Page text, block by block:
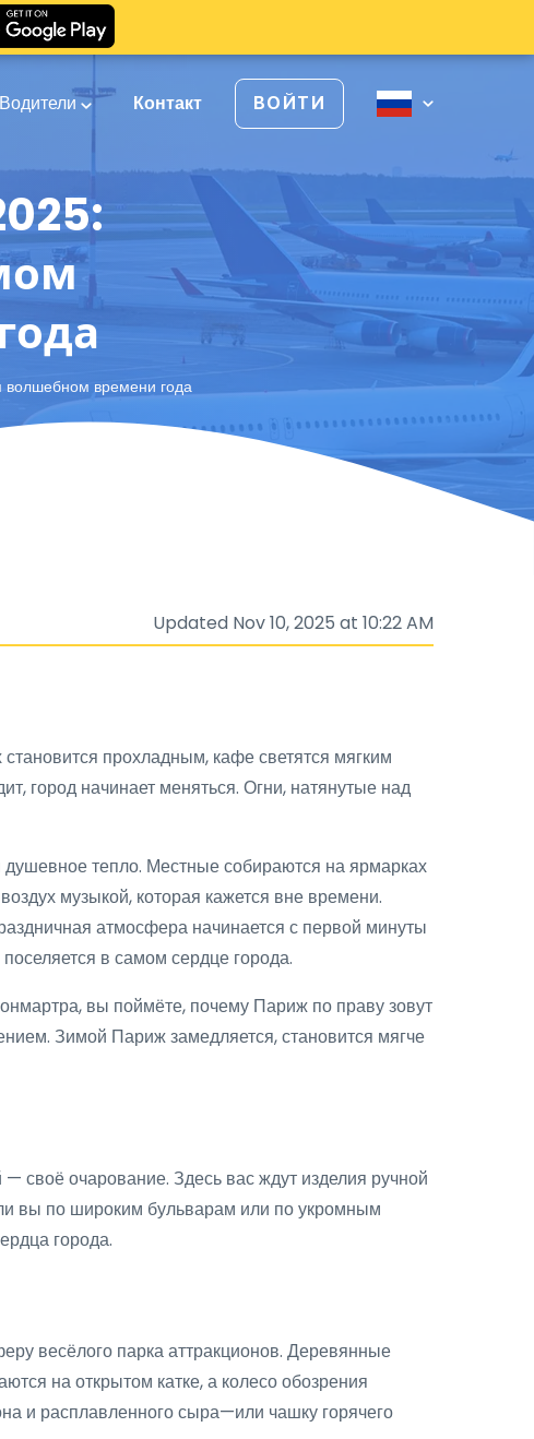
Водители Контакт ВОЙТИ
волшебном времени года
Updated Nov 10, 2025 at 10:22 AM
прохладным, кафе светятся мягким
город начинает меняться. Огни, натянутые над
душевное тепло. Местные собираются на ярмарках
музыкой, которая кажется вне времени.
атмосфера начинается с первой минуты
в самом сердце города.
вы поймёте, почему Париж по праву зовут
Зимой Париж замедляется, становится мягче
своё очарование. Здесь вас ждут изделия ручной
вы по широким бульварам или по укромным
города.
весёлого парка аттракционов. Деревянные
на открытом катке, а колесо обозрения
и расплавленного сыра—или чашку горячего